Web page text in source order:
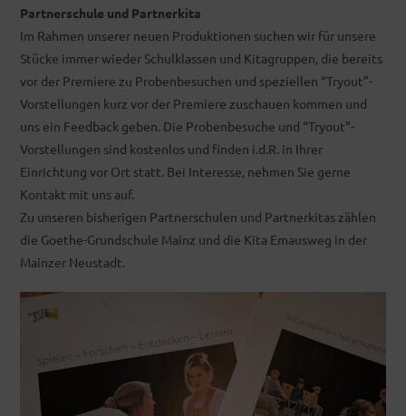
Partnerschule und Partnerkita
Im Rahmen unserer neuen Produktionen suchen wir für unsere
Stücke immer wieder Schulklassen und Kitagruppen, die bereits
vor der Premiere zu Probenbesuchen und speziellen “Tryout”-
Vorstellungen kurz vor der Premiere zuschauen kommen und
uns ein Feedback geben. Die Probenbesuche und “Tryout”-
Vorstellungen sind kostenlos und finden i.d.R. in Ihrer
Einrichtung vor Ort statt. Bei Interesse, nehmen Sie gerne
Kontakt mit uns auf.
Zu unseren bisherigen Partnerschulen und Partnerkitas zählen
die Goethe-Grundschule Mainz und die Kita Emausweg in der
Mainzer Neustadt.